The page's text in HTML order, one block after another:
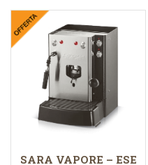
SARA VAPORE – ESE